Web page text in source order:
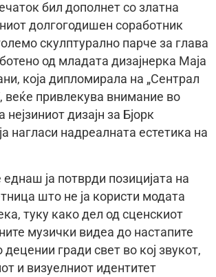
бил дополнет со златна
долгогодишен соработник
скулптурално парче за глава
од младата дизајнерка Маја
која дипломирала на „Сентрал
веќе привлекува внимание во
нејзиниот дизајн за Бјорк
нагласи надреалната естетика на
ја потврди позицијата на
што не ја користи модата
туку како дел од сценскиот
музички видеа до настапите
гради свет во кој звукот,
и визуелниот идентитет